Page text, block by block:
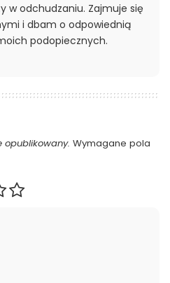
w odchudzaniu. Zajmuje się
i dbam o odpowiednią
podopiecznych.
opublikowany. Wymagane pola